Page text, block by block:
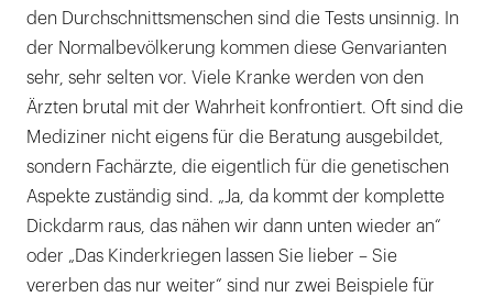
den Durchschnittsmenschen sind die Tests unsinnig. In
der Normalbevölkerung kommen diese Genvarianten
sehr, sehr selten vor. Viele Kranke werden von den
Ärzten brutal mit der Wahrheit konfrontiert. Oft sind die
Mediziner nicht eigens für die Beratung ausgebildet,
sondern Fachärzte, die eigentlich für die genetischen
Aspekte zuständig sind. „Ja, da kommt der komplette
Dickdarm raus, das nähen wir dann unten wieder an“
oder „Das Kinderkriegen lassen Sie lieber – Sie
vererben das nur weiter“ sind nur zwei Beispiele für